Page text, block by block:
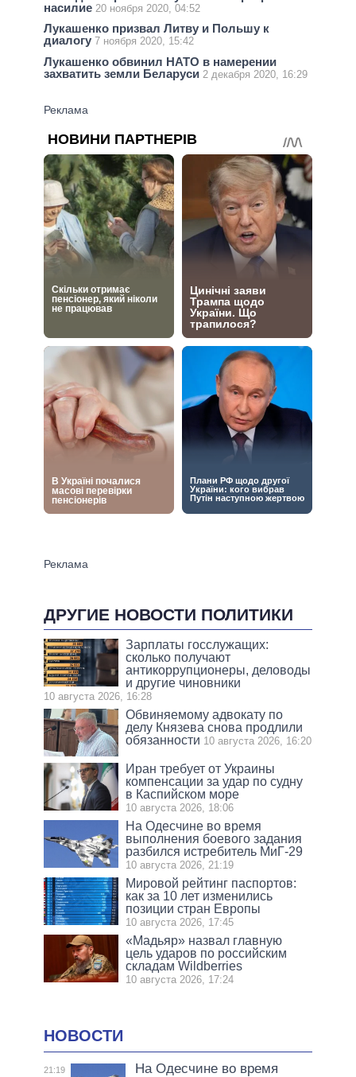
насилие 20 ноября 2020, 04:52
Лукашенко призвал Литву и Польшу к
диалогу 7 ноября 2020, 15:42
Лукашенко обвинил НАТО в намерении
захватить земли Беларуси 2 декабря 2020, 16:29
ДРУГИЕ НОВОСТИ ПОЛИТИКИ
Зарплаты госслужащих:
сколько получают
антикоррупционеры, деловоды
и другие чиновники
10 августа 2026, 16:28
Обвиняемому адвокату по
делу Князева снова продлили
обязанности 10 августа 2026, 16:20
Иран требует от Украины
компенсации за удар по судну
в Каспийском море
10 августа 2026, 18:06
На Одесчине во время
выполнения боевого задания
разбился истребитель МиГ-29
10 августа 2026, 21:19
Мировой рейтинг паспортов:
как за 10 лет изменились
позиции стран Европы
10 августа 2026, 17:45
«Мадьяр» назвал главную
цель ударов по российским
складам Wildberries
10 августа 2026, 17:24
НОВОСТИ
21:19
На Одесчине во время